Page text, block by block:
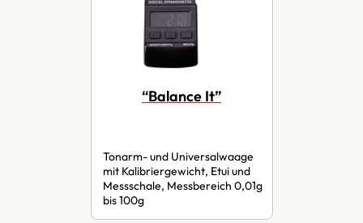
“Balance It”
Tonarm- und Universalwaage
mit Kalibriergewicht, Etui und
Messschale, Messbereich 0,01g
bis 100g